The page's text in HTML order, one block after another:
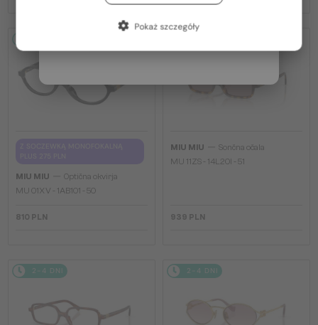
MIU MIU
Optična okvirja
MU 01XV - 1AB1O1 - 50
810 PLN
MIU MIU
Sončna očala
MU 11ZS - 14L20I - 51
939 PLN
2-4 DNI 2-4 DNI
Pokaż szczegóły